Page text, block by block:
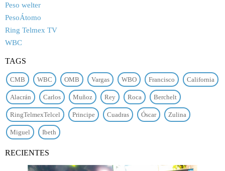
Peso welter
PesoÁtomo
Ring Telmex TV
WBC
TAGS
CMB WBC OMB Vargas WBO Francisco California
Alacrán Carlos Muñoz Rey Roca Berchelt
RingTelmexTelcel Principe Cuadras Óscar Zulina
Miguel Ibeth
RECIENTES